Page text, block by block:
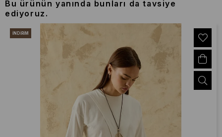
Bu ürünün yanında bunları da tavsiye
ediyoruz.
İNDIRIM